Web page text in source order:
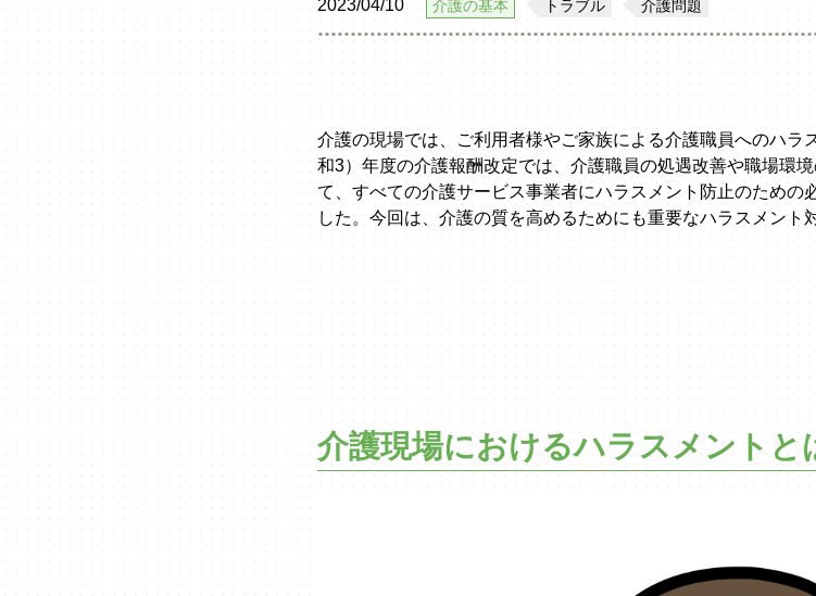
2023/04/10 介護の基本 トラブル 介護問題
介護の現場では、ご利用者様やご家族による介護職員へのハラ
和3）年度の介護報酬改定では、介護職員の処遇改善や職場環
て、すべての介護サービス事業者にハラスメント防止のための
した。今回は、介護の質を高めるためにも重要なハラスメント
介護現場におけるハラスメントと